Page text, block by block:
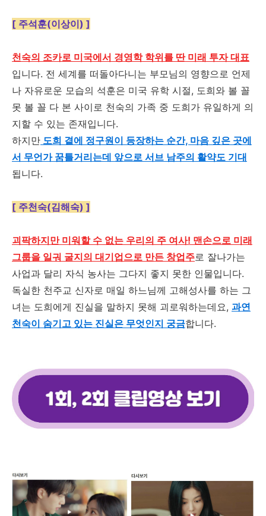
[ 주석훈(이상이) ]
천숙의 조카로 미국에서 경영학 학위를 딴 미래 투자 대표
입니다. 전 세계를 떠돌아다니는 부모님의 영향으로 언제
나 자유로운 모습의 석훈은 미국 유학 시절, 도희와 볼 꼴
못 볼 꼴 다 본 사이로 천숙의 가족 중 도희가 유일하게 의
지할 수 있는 존재입니다.
하지만 도희 곁에 정구원이 등장하는 순간, 마음 깊은 곳에
서 무언가 꿈틀거리는데 앞으로 서브 남주의 활약도 기대
됩니다.
[ 주천숙(김해숙) ]
괴팍하지만 미워할 수 없는 우리의 주 여사! 맨손으로 미래
그룹을 일궈 굴지의 대기업으로 만든 창업주로 잘나가는
사업과 달리 자식 농사는 그다지 좋지 못한 인물입니다.
독실한 천주교 신자로 매일 하느님께 고해성사를 하는 그
녀는 도희에게 진실을 말하지 못해 괴로워하는데요, 과연
천숙이 숨기고 있는 진실은 무엇인지 궁금합니다.